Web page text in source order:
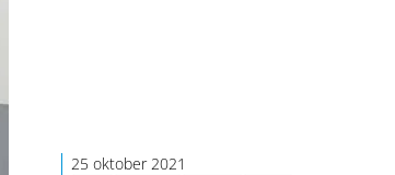
25 oktober 2021